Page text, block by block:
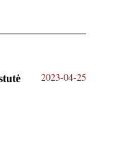
2023-04-25